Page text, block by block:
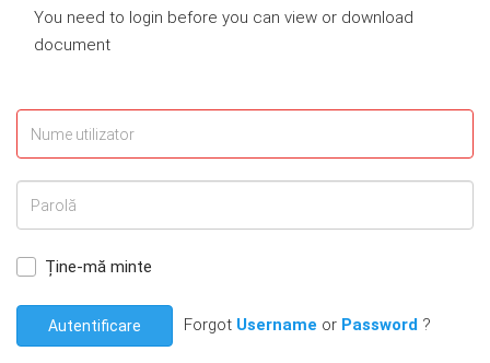
You need to login before you can view or download
document
Ține-mă minte
Autentificare Forgot Username or Password ?